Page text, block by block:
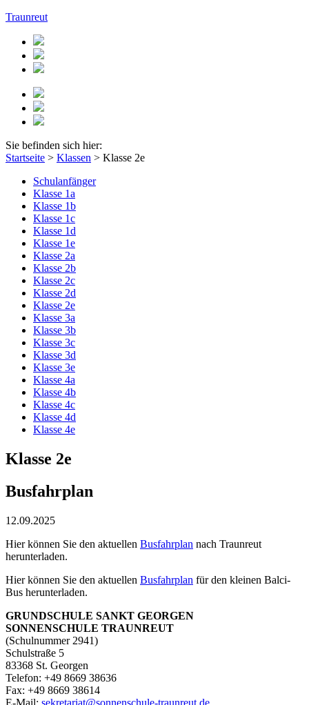
Traunreut
Sie befinden sich hier:
Startseite > Klassen > Klasse 2e
Schulanfänger
Klasse 1a
Klasse 1b
Klasse 1c
Klasse 1d
Klasse 1e
Klasse 2a
Klasse 2b
Klasse 2c
Klasse 2d
Klasse 2e
Klasse 3a
Klasse 3b
Klasse 3c
Klasse 3d
Klasse 3e
Klasse 4a
Klasse 4b
Klasse 4c
Klasse 4d
Klasse 4e
Klasse 2e
Busfahrplan
12.09.2025
Hier können Sie den aktuellen Busfahrplan nach Traunreut
herunterladen.
Hier können Sie den aktuellen Busfahrplan für den kleinen Balci-
Bus herunterladen.
GRUNDSCHULE SANKT GEORGEN
SONNENSCHULE TRAUNREUT
(Schulnummer 2941)
Schulstraße 5
83368 St. Georgen
Telefon: +49 8669 38636
Fax: +49 8669 38614
E‑Mail: sekretariat@sonnenschule-traunreut.de